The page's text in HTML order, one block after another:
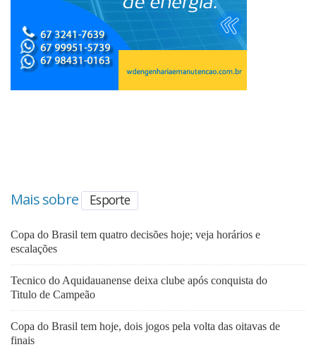
Mais sobre Esporte
Copa do Brasil tem quatro decisões hoje; veja horários e
escalações
Tecnico do Aquidauanense deixa clube após conquista do
Titulo de Campeão
Copa do Brasil tem hoje, dois jogos pela volta das oitavas de
finais